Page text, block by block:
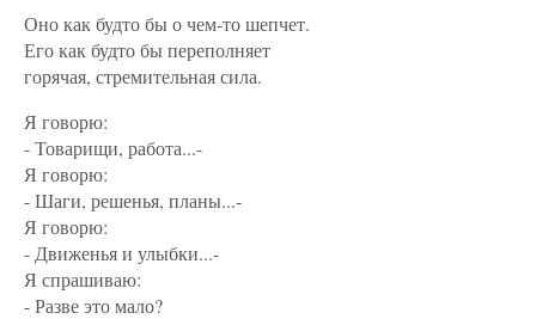
Оно как будто бы о чем-то шепчет.
Его как будто бы переполняет
горячая, стремительная сила.
Я говорю:
- Товарищи, работа...-
Я говорю:
- Шаги, решенья, планы...-
Я говорю:
- Движенья и улыбки...-
Я спрашиваю:
- Разве это мало?